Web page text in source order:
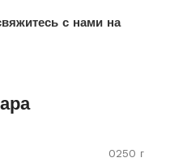
с нами на
0250 г